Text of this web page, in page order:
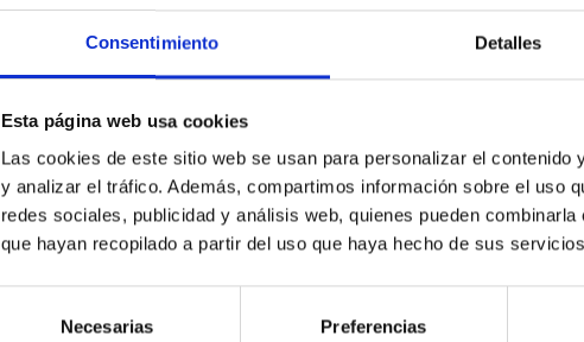
Consentimiento Detalles
Esta página web usa cookies
Las cookies de este sitio web se usan para personalizar el
y analizar el tráfico. Además, compartimos información sobre el uso
redes sociales, publicidad y análisis web, quienes pueden
que hayan recopilado a partir del uso que haya hecho de sus
Necesarias Preferencias
INFORMACIÓN INSTITUCIONAL
Legislación
Transparencia